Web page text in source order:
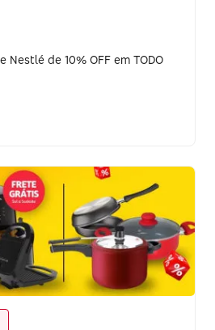
Nestlé de 10% OFF em TODO